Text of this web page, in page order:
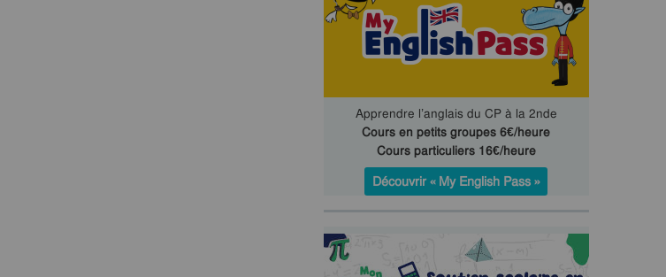
Apprendre l’anglais du CP à la 2nde
Cours en petits groupes 6€/heure
Cours particuliers 16€/heure
Découvrir « My English Pass »